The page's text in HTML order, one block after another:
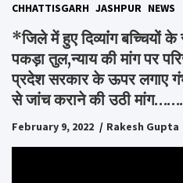
CHHATTISGARH JASHPUR NEWS
*जिले में हुए दिव्यांंग बच्चियों
पकड़ा तुल,न्याय की मांग पर
प्रदेश सरकार के ऊपर लगाए
से जांच कराने की उठी
February 9, 2022 Rakesh Gupta